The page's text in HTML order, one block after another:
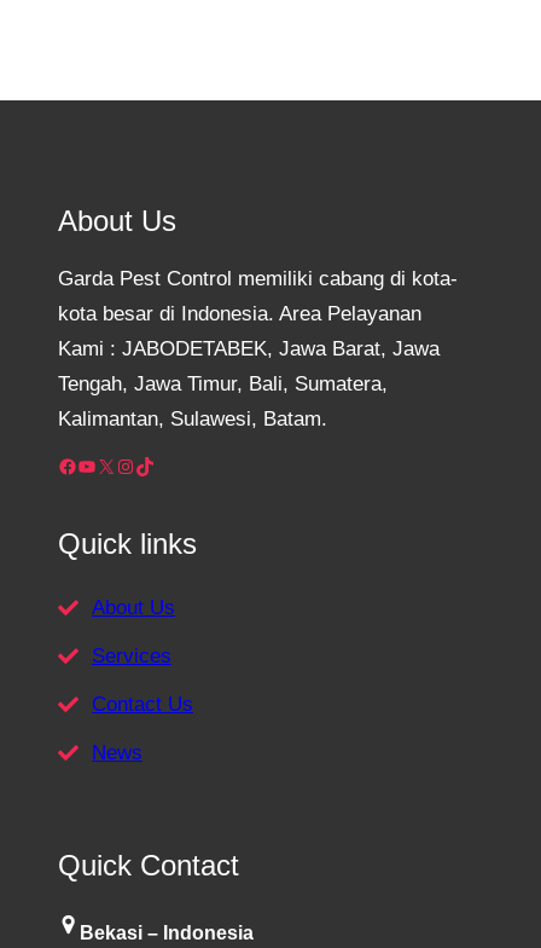
About Us
Garda Pest Control memiliki cabang di kota-
kota besar di Indonesia. Area Pelayanan
Kami : JABODETABEK, Jawa Barat, Jawa
Tengah, Jawa Timur, Bali, Sumatera,
Kalimantan, Sulawesi, Batam.
Facebook YouTube X Instagram TikTok
Quick links
About Us
Services
Contact Us
News
Quick Contact
Bekasi – Indonesia